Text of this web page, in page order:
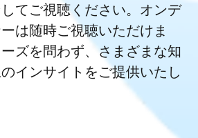
てご視聴ください。オンデ
は随時ご視聴いただけま
ズを問わず、さまざまな知
インサイトをご提供いたし